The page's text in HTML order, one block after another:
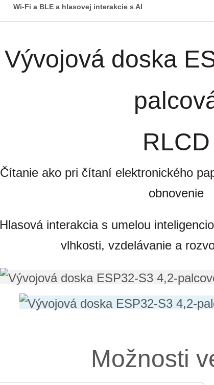
Wi-Fi a BLE a hlasovej interakcie s AI
Vývojová doska
RLCD
Čítanie ako pri čítaní elektronického
obnovenie
Hlasová interakcia s umelou
vlhkosti, vzdelávanie a
Možnosti